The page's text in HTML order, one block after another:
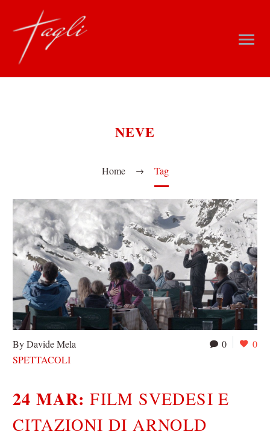
NEVE
Home Tag
0 0
By Davide Mela
SPETTACOLI
24 MAR:FILM SVEDESI E
CITAZIONI DI ARNOLD